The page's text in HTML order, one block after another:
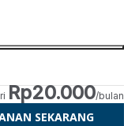
Rp20.000/bulan
SEKARANG